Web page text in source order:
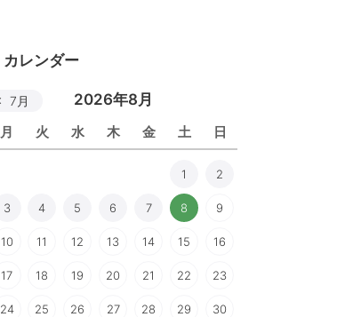
カレンダー
2026年8月
月 火 水 木 金 土 日
7月
1 2
3 4 5 6 7 8 9
10 11 12 13 14 15 16
17 18 19 20 21 22 23
24 25 26 27 28 29 30